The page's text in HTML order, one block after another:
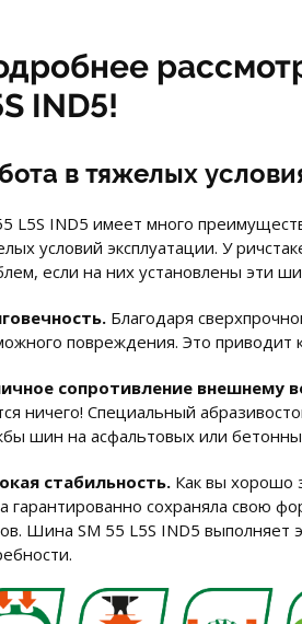
IND5!
в тяжелых
L5S IND5 имеет много
условий эксплуатации. У
если на них установлены эти
Благодаря
повреждения. Это приводит
сопротивление внешнему
ничего! Специальный
шин на асфальтовых или
стабильность. Как вы хорошо
гарантированно сохраняла свою
Шина SM 55 L5S IND5 выполняет